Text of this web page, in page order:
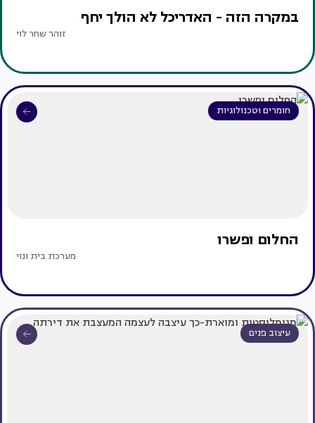
במקרה הזה - האדריכל לא הולך יחף
זוהר שחר לוי
חומרים וטכנולוגיות
החלום ופשרו
מערכת בית ונוי
עיצוב פנים